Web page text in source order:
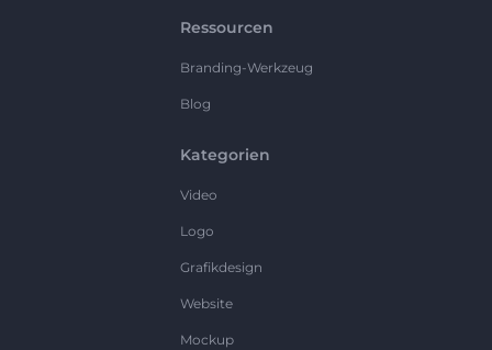
Ressourcen
Branding-Werkzeug
Blog
Kategorien
Video
Logo
Grafikdesign
Website
Mockup